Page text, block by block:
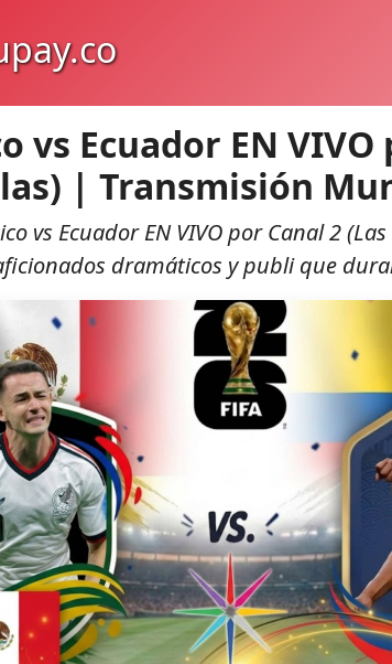
vs Ecuador EN VIVO
| Transmisión
vs Ecuador EN VIVO por Canal 2
dramáticos y publi que